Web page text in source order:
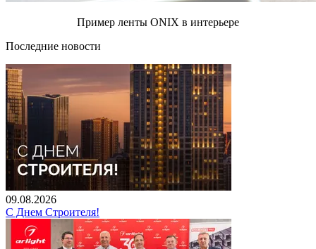
Пример ленты ONIX в интерьере
Последние новости
09.08.2026
С Днем Строителя!